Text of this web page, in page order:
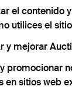
781
el contenido
utilices el
y mejorar
promocionar
en sitios web